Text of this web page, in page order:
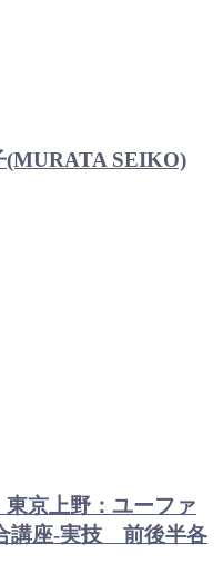
(MURATA SEIKO)
東京上野：ユーファ
講座-実技 前後半各